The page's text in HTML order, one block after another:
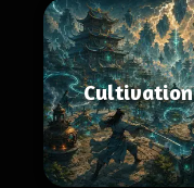
Cultivation